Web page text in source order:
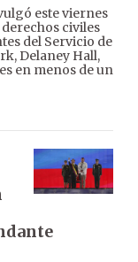
este viernes
civiles
del Servicio de
Delaney Hall,
en menos de un